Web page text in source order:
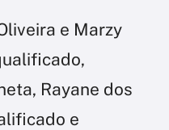
e Marzy
Rayane dos
e